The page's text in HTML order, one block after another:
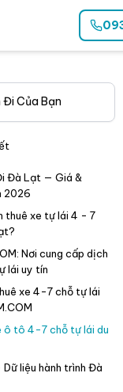
Đi Của Bạn
Đà Lạt — Giá &
2026
thuê xe tự lái 4 - 7
Nơi cung cấp dịch
lái uy tín
xe 4-7 chỗ tự lái
ô tô 4-7 chỗ tự lái du
Dữ liệu hành trình Đà